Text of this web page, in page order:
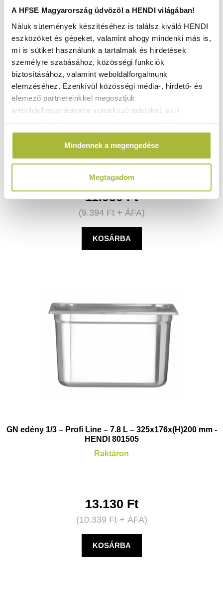
A HFSE Magyarország üdvözöl a HENDI világában!
Náluk sütemények készítéséhez is találsz kiváló HENDI
eszközöket és gépeket, valamint ahogy mindenki más is,
mi is sütiket használunk a tartalmak és hirdetések
személyre szabásához, közösségi funkciók
biztosításához, valamint weboldalforgalmunk
elemzéséhez. Ezenkívül közösségi média-, hirdető- és
elemező partnereinkkel megosztjuk
weboldalhasználatodra vonatkozó adatokat, akik
amelyeket Te adtál meg számukra vagy az általad
használt más szolgáltatásokból gyűjtöttek.
Mindennek a megengedése
Megtagadom
345x325x(H)20 mm - HENDI 890356
Raktáron
11.930Ft
(9.394 Ft+ ÁFA)
KOSÁRBA
GN edény 1/3 – Profi Line – 7.8 L – 325x176x(H)200 mm -
HENDI 801505
Raktáron
13.130 Ft
(10.339 Ft+ ÁFA)
KOSÁRBA